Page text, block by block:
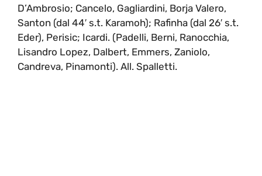
D’Ambrosio; Cancelo, Gagliardini, Borja Valero,
Santon (dal 44′ s.t. Karamoh); Rafinha (dal 26′ s.t.
Eder), Perisic; Icardi. (Padelli, Berni, Ranocchia,
Lisandro Lopez, Dalbert, Emmers, Zaniolo,
Candreva, Pinamonti). All. Spalletti.